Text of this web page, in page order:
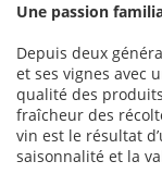
Une passion
Depuis deux
et ses vignes avec
qualité des
fraîcheur des
vin est le résultat
saisonnalité et la